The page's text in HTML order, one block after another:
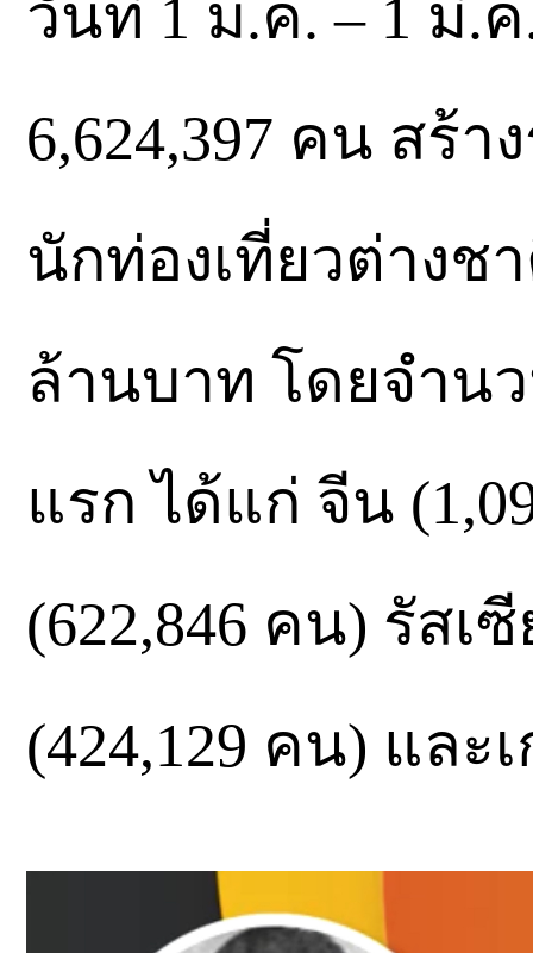
วันที่ 1 ม.ค. – 1 มี.
6,624,397 คน สร้
นักท่องเที่ยวต่างช
ล้านบาท โดยจำน
แรก ได้แก่ จีน
(622,846 คน) รัสเ
(424,129 คน) และ